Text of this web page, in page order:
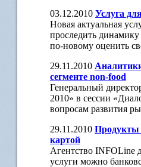
03.12.2010 Услуга
Новая актуальная
проследить
по-новому оценить
29.11.2010
сегменте non-food
Генеральный
2010» в сессии
вопросам развития
29.11.2010 Продукты
картой
Агентство INFOLine
услуги можно